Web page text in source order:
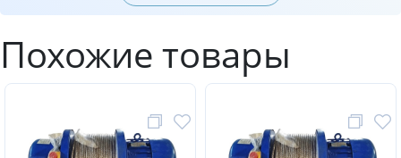
Похожие товары